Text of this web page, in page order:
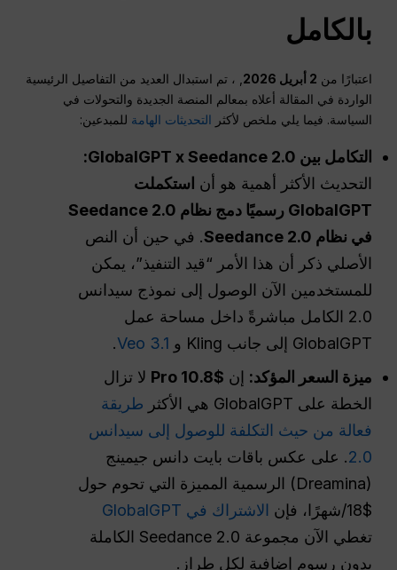
بالكامل
اعتبارًا من 2 أبريل 2026
, ، تم استبدال العديد من التفاصيل الرئيسية
الواردة في المقالة أعلاه بمعالم المنصة الجديدة والتحولات في
السياسة. فيما يلي ملخص لأكثر التحديثات الهامة للمبدعين:
التكامل بين GlobalGPT x Seedance 2.0:
التحديث الأكثر أهمية هو أن استكملت
GlobalGPT رسميًا دمج نظام Seedance 2.0
في نظام Seedance 2.0
. في حين أن النص
الأصلي ذكر أن هذا الأمر “قيد التنفيذ”، يمكن
للمستخدمين الآن الوصول إلى نموذج سيدانس
2.0 الكامل مباشرةً داخل مساحة عمل
GlobalGPT إلى جانب Kling و
Veo 3.1
.
ميزة السعر المؤكد: إن $10.8 Pro
لا تزال
الخطة على GlobalGPT هي الأكثر
طريقة
فعالة من حيث التكلفة للوصول إلى سيدانس
2.0. على عكس باقات بايت دانس جيمينج
(Dreamina) الرسمية المميزة التي تحوم حول
$18/شهرًا، فإن
الاشتراك في GlobalGPT
تغطي الآن مجموعة Seedance 2.0 الكاملة
بدون رسوم إضافية لكل طراز.